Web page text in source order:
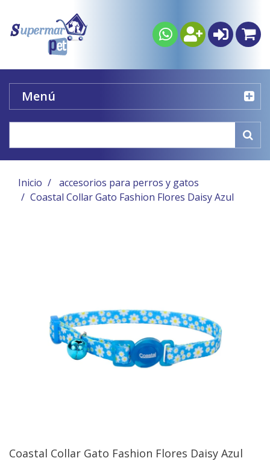
Menú
Inicio
accesorios para perros y gatos
Coastal Collar Gato Fashion Flores Daisy Azul
Coastal Collar Gato Fashion Flores Daisy Azul